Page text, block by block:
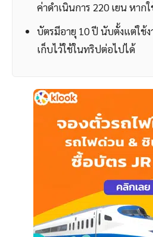
ค่าดำเนินการ 220 เยน หาก
บัตรมีอายุ 10 ปี นับตั้งแต่ใช้
เก็บไว้ใช้ในทริปต่อไปได้